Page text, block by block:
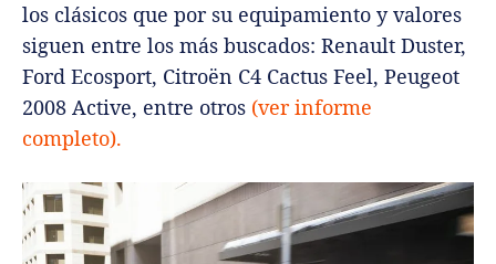
los clásicos que por su equipamiento y valores
siguen entre los más buscados: Renault Duster,
Ford Ecosport, Citroën C4 Cactus Feel, Peugeot
2008 Active, entre otros (ver informe
completo).